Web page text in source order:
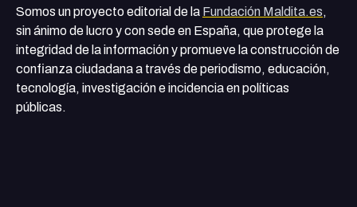
Somos un proyecto editorial de la Fundación Maldita.es,
sin ánimo de lucro y con sede en España, que protege la
integridad de la información y promueve la construcción de
confianza ciudadana a través de periodismo, educación,
tecnología, investigación e incidencia en políticas
públicas.